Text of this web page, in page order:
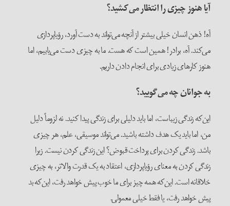
آیا هنوز چیزی را انتظار می‌کشید؟
آه! ذهن انسان خیلی بیشتر از آنچه می‌تواند به دست آورد، رؤیاپردازی
می‌کند. آه، برادر! همین است که هست. ما به چیزی دست می‌یابیم، اما
هنوز کارهای زیادی برای انجام دادن داریم.
به جوانان چه می‌گویید؟
این‌که زندگی زیباست، اما باید دلیلی برای زندگی پیدا کنید. نه لزوماً دلیل
من، اما باید یک هدف داشته باشید. می‌تواند موسیقی، علم، هر چیزی
باشد. زندگی کردن برای پرداخت قبوض؟ این زندگی کردن نیست. زیرا
زندگی کردن به معنای رؤیاپردازی، اعتقاد به یک قدرت والاتر، به چیزی
خلاقانه است. این‌که همه چیز برای ما خوب پیش خواهد رفت، این‌که بد
پیش خواهد رفت، یا فقط خیلی معمولی.